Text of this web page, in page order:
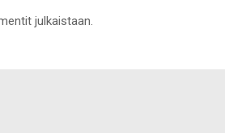
julkaistaan.